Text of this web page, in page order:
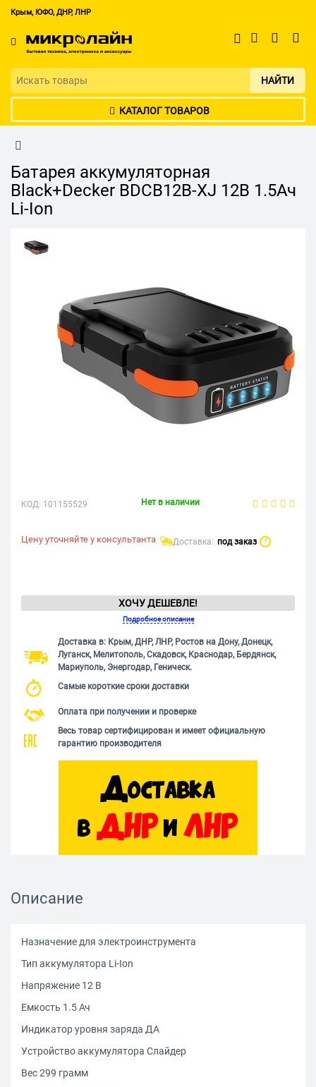
Крым, ЮФО, ДНР, ЛНР
НАЙТИ
КАТАЛОГ ТОВАРОВ
Батарея аккумуляторная
Black+Decker BDCB12B-XJ 12В 1.5Ач
Li-Ion
КОД: 101155529 Нет в наличии
Цену уточняйте у консультанта Доставка: под заказ ?
ХОЧУ ДЕШЕВЛЕ!
Подробное описание
Доставка в: Крым, ДНР, ЛНР, Ростов на Дону, Донецк,
Луганск, Мелитополь, Скадовск, Краснодар, Бердянск,
Мариуполь, Энергодар, Геническ.
Самые короткие сроки доставки
Оплата при получении и проверке
Весь товар сертифицирован и имеет официальную
гарантию производителя
Описание
Назначение для электроинструмента
Тип аккумулятора Li-Ion
Напряжение 12 В
Емкость 1.5 Ач
Индикатор уровня заряда ДА
Устройство аккумулятора Слайдер
Вес 299 грамм